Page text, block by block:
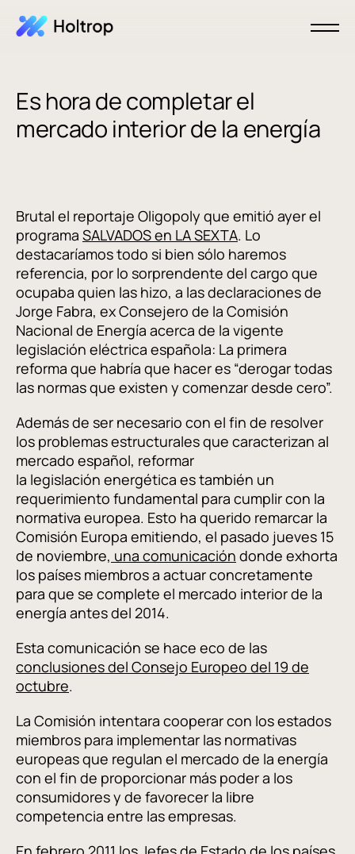
Es hora de completar el
mercado interior de la energía
Brutal el reportaje Oligopoly que emitió ayer el
programa SALVADOS en LA SEXTA. Lo
destacaríamos todo si bien sólo haremos
referencia, por lo sorprendente del cargo que
ocupaba quien las hizo, a las declaraciones de
Jorge Fabra, ex Consejero de la Comisión
Nacional de Energía acerca de la vigente
legislación eléctrica española: La primera
reforma que habría que hacer es “derogar todas
las normas que existen y comenzar desde cero”.
Además de ser necesario con el fin de resolver
los problemas estructurales que caracterizan al
mercado español, reformar
la legislación energética es también un
requerimiento fundamental para cumplir con la
normativa europea. Esto ha querido remarcar la
Comisión Europa emitiendo, el pasado jueves 15
de noviembre, una comunicación donde exhorta
los países miembros a actuar concretamente
para que se complete el mercado interior de la
energía antes del 2014.
Esta comunicación se hace eco de las
conclusiones del Consejo Europeo del 19 de
octubre.
La Comisión intentara cooperar con los estados
miembros para implementar las normativas
europeas que regulan el mercado de la energía
con el fin de proporcionar más poder a los
consumidores y de favorecer la libre
competencia entre las empresas.